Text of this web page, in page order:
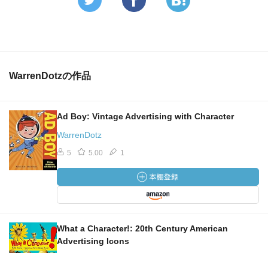
WarrenDotzの作品
Ad Boy: Vintage Advertising with Character
WarrenDotz
5 5.00 1
What a Character!: 20th Century American
Advertising Icons